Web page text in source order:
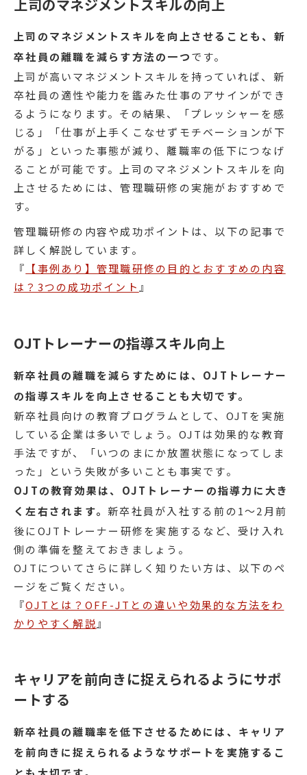
上司のマネジメントスキルの向上
上司のマネジメントスキルを向上させることも、新
卒社員の離職を減らす方法の一つです。
上司が高いマネジメントスキルを持っていれば、新
卒社員の適性や能力を鑑みた仕事のアサインができ
るようになります。その結果、「プレッシャーを感
じる」「仕事が上手くこなせずモチベーションが下
がる」といった事態が減り、離職率の低下につなげ
ることが可能です。上司のマネジメントスキルを向
上させるためには、管理職研修の実施がおすすめで
す。
管理職研修の内容や成功ポイントは、以下の記事で
詳しく解説しています。
『 【事例あり】管理職研修の目的とおすすめの内容
は？3つの成功ポイント』
OJTトレーナーの指導スキル向上
新卒社員の離職を減らすためには、OJTトレーナー
の指導スキルを向上させることも大切です。
新卒社員向けの教育プログラムとして、OJTを実施
している企業は多いでしょう。OJTは効果的な教育
手法ですが、「いつのまにか放置状態になってしま
った」という失敗が多いことも事実です。
OJTの教育効果は、OJTトレーナーの指導力に大き
く左右されます。 新卒社員が入社する前の1〜2月前
後にOJTトレーナー研修を実施するなど、受け入れ
側の準備を整えておきましょう。
OJTについてさらに詳しく知りたい方は、以下のペ
ージをご覧ください。
『OJTとは？OFF-JTとの違いや効果的な方法をわ
かりやすく解説 』
キャリアを前向きに捉えられるようにサポ
ートする
新卒社員の離職率を低下させるためには、キャリア
を前向きに捉えられるようなサポートを実施するこ